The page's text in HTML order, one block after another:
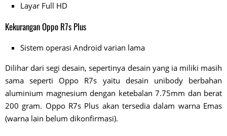
Layar Full HD
Kekurangan Oppo R7s Plus
Sistem operasi Android varian lama
Dilihar dari segi desain, sepertinya desain yang ia miliki masih
sama seperti Oppo R7s yaitu desain unibody berbahan
aluminium magnesium dengan ketebalan 7.75mm dan berat
200 gram. Oppo R7s Plus akan tersedia dalam warna Emas
(warna lain belum dikonfirmasi).